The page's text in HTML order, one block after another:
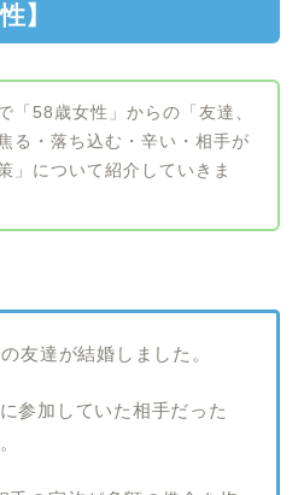
】
「58歳女性」からの「友達、
る・落ち込む・辛い・相手が
」について紹介していきま
友達が結婚しました。
参加していた相手だった